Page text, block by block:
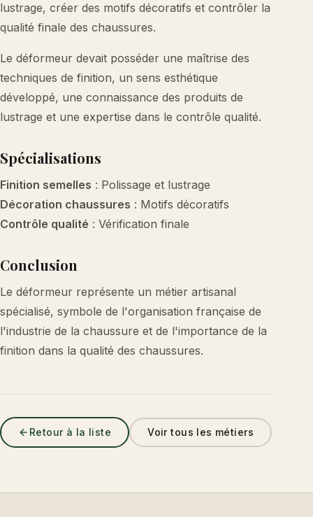
lustrage, créer des motifs décoratifs et contrôler la
qualité finale des chaussures.
Le déformeur devait posséder une maîtrise des
techniques de finition, un sens esthétique
développé, une connaissance des produits de
lustrage et une expertise dans le contrôle qualité.
Spécialisations
Finition semelles : Polissage et lustrage
Décoration chaussures : Motifs décoratifs
Contrôle qualité : Vérification finale
Conclusion
Le déformeur représente un métier artisanal
spécialisé, symbole de l'organisation française de
l'industrie de la chaussure et de l'importance de la
finition dans la qualité des chaussures.
Retour à la liste Voir tous les métiers